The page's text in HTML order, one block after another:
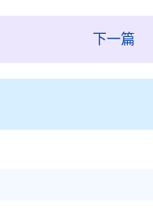
下一篇